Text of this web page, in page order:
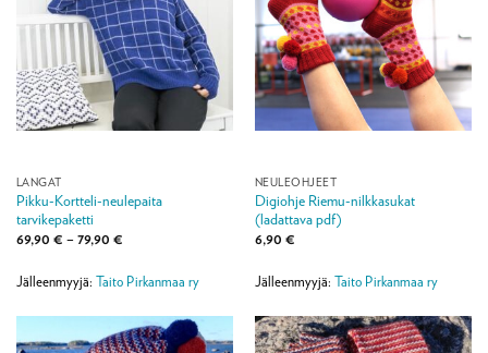
LANGAT
Pikku-Kortteli-neulepaita
tarvikepaketti
69,90 € – 79,90 €Hintaluokka:
79,90 €
Jälleenmyyjä: Taito Pirkanmaa ry
NEULEOHJEET
Digiohje Riemu-nilkkasukat
(ladattava pdf)
6,90 €
Jälleenmyyjä: Taito Pirkanmaa ry